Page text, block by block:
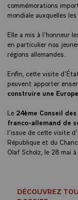
commémorations
mondiale auxquelles
Elle a mis à l’honneur
en particulier nos
régions allemandes.
Enfin, cette visite
peuvent apporter
construire une
Le 24ème Conseil
franco-allemand de
l’issue de cette visite
République et du
Olaf Scholz, le 28 mai
DÉCOUVREZ